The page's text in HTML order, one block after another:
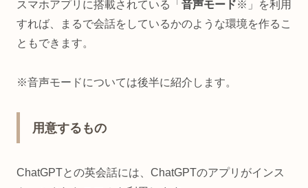
スマホアプリに搭載されている「 音声モード※」を利用
すれば、まるで会話をしているかのような環境を作るこ
ともできます。
※音声モードについては後半に紹介します。
用意するもの
ChatGPTとの英会話には、ChatGPTのアプリがインス